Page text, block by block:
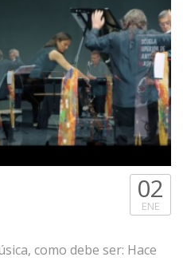
02
ENE
como debe ser: Hace